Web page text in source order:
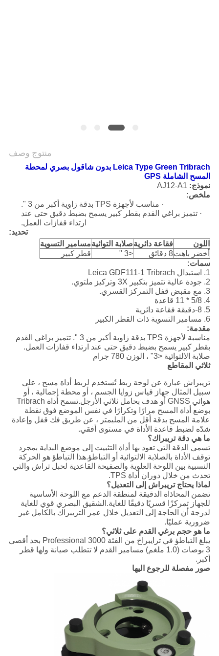
منتوج وصف
Leica Type Green Tribrach بدون شاقول بصري لمحطة
المسح الشاملة GPS
نموذج:
ملخص:
· مناسب لأجهزة TPS بدقة زاوية أكبر من 3 ".
· تتميز براغي القدم بقطر كبير يسمح بضبط دقيق حتى عند
ارتداء قفازات العمل.
تحديد:
اللون
فقاعة دائريةصلابة التوائيةمسامير التسوية
أخضر باهت8 دقائق <3 "
قطر كبير
سمات:
1. استبدال Leica GDF111-1 Tribrach
2. جودة عالية تتميز بتكبير 3X وتركيز ملتوي.
3. مع مقبض قفل التمركز القسري.
4. 5/8 * 11 قاعدة
5. 8-دقيقة فقاعة دائرية
6. مسامير التسوية ذات القطر الكبير
مقدمة:
مناسبة لأجهزة TPS بدقة زاوية أكبر من 3 ". تتميز براغي القدم
بقطر كبير يسمح بضبط دقيق حتى عند ارتداء قفازات العمل.
صلابة الالتوائية <3" ، الوزن 780 جرام
ثلاثي المقاطع
تريبراش عبارة عن لوحة ربط تُستخدم لربط أداة مسح ، على
سبيل المثال جهاز قياس زوايا الجسم ، أو محطة إجمالية ، أو
هوائي GNSS أو هدف بحامل ثلاثي الأرجل.تسمح أداة Tribrach
بوضع أداة المسح مرارًا وتكرارًا في نفس الموضع فوق نقطة
علامة المسح بدقة أقل من المليمتر ، عن طريق فك قفل وإعادة
شدّه لضبط قاعدة الأداة في مستوى أفقي.
ما هي دقة تريبراك؟
تسمى الدقة التي تعود بها أداة التثبيت إلى موضع البداية بمجرد
توقف الأداة بالصلابة الالتوائية أو التباطؤ.هذا التباطؤ هو الحركة
النسبية بين اللوحة العلوية والصفيحة القاعدية لحبل تراش والتي
تحدث من خلال دوران أداة TPS.
لماذا يحتاج تريبراش إلى التعديل؟
تضمن المحاذاة الدقيقة لمنطقة الدعم مع اللوحة الأساسية
للجهاز تمركزًا قسريًا دقيقًا للغاية.الشقيق البصري قوي للغاية
لدرجة أن الحاجة إلى التعديل خلال عمر التريبراك بالكامل غير
ضرورية عمليًا.
ما هو حجم برغي القدم على ثلاثي؟
يبلغ التباطؤ في ترايبراخ من الفئة Professional 3000 بحد أقصى
3 بوصات (1.0 ملغم) مسامير القدم لا تتطلب صيانة ولها قطر
أكبر.
صور مفصلة للرجوع اليها